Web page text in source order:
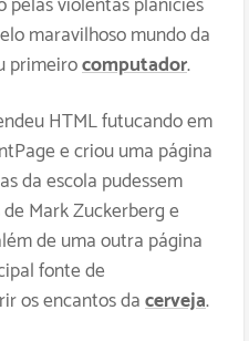
maravilhoso mundo da
primeirocomputador.
HTML futucando em
e criou uma página
da escola pudessem
Mark Zuckerberg e
de uma outra página
fonte de
os encantos dacerveja.